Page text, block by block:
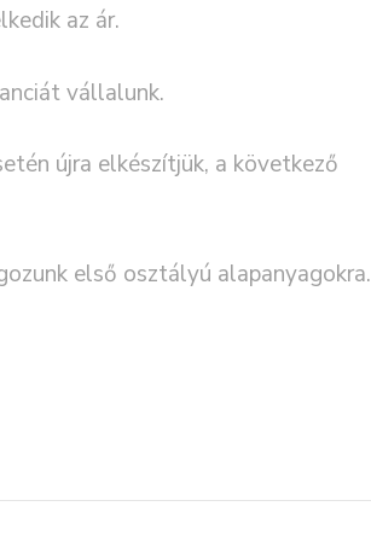
az ár.
vállalunk.
újra elkészítjük, a következő
első osztályú alapanyagokra.